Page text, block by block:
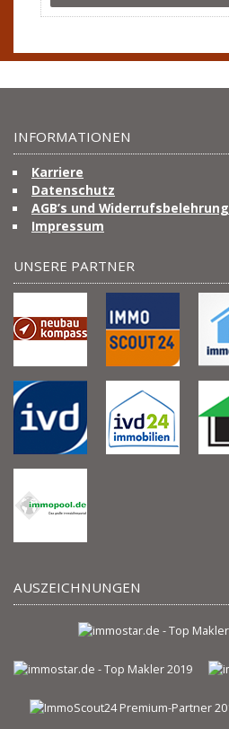
INFORMATIONEN
Karriere
Datenschutz
AGB’s und Widerrufsbelehrung
Impressum
UNSERE PARTNER
AUSZEICHNUNGEN